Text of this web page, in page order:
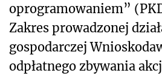
oprogramowaniem”
Zakres prowadzonej
gospodarczej
odpłatnego zbywania